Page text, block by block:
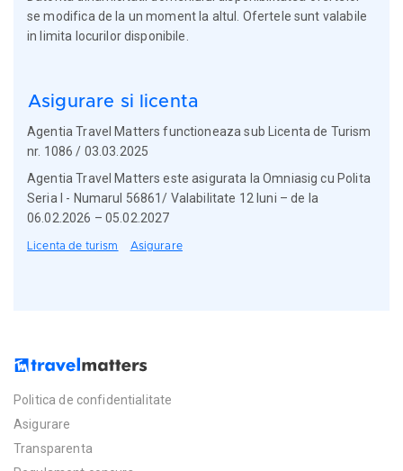
se modifica de la un moment la altul. Ofertele sunt valabile
in limita locurilor disponibile.
Asigurare si licenta
Agentia Travel Matters functioneaza sub Licenta de Turism
nr. 1086 / 03.03.2025
Agentia Travel Matters este asigurata la Omniasig cu Polita
Seria I - Numarul 56861/ Valabilitate 12 luni – de la
06.02.2026 – 05.02.2027
Licenta de turism Asigurare
Politica de confidentialitate
Asigurare
Transparenta